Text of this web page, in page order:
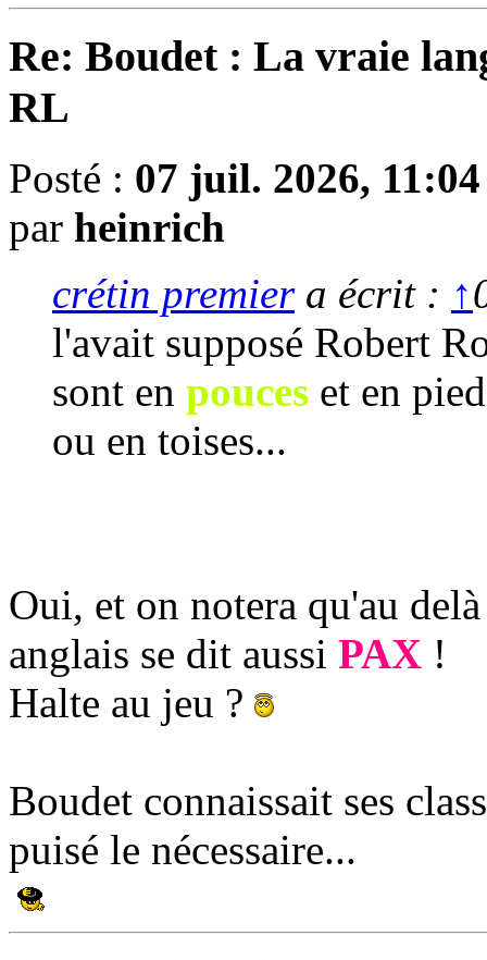
Re: Boudet : La vraie
RL
Posté : 07 juil. 2026, 11:04
par heinrich
crétin premiera écrit : ↑
l'avait supposé Robert
sont en pouces et en
ou en toises...
Oui, et on notera qu'au
anglais se dit aussi PAX !
Halte au jeu ?
Boudet connaissait ses
puisé le nécessaire...